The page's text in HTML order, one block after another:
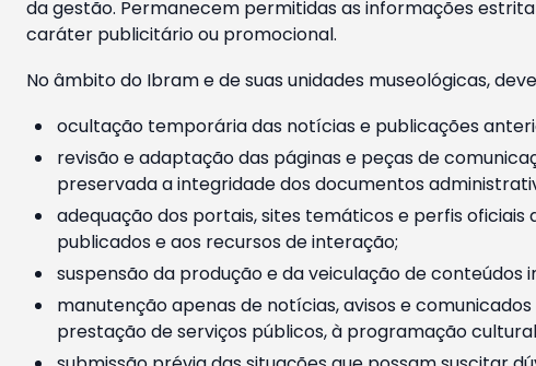
da gestão. Permanecem permitidas as informações
caráter publicitário ou promocional.
No âmbito do Ibram e de suas unidades museológicas,
ocultação temporária das notícias e publicações
revisão e adaptação das páginas e peças de
preservada a integridade dos documentos
adequação dos portais, sites temáticos e perfis oficiais
publicados e aos recursos de interação;
suspensão da produção e da veiculação de
manutenção apenas de notícias, avisos e
prestação de serviços públicos, à programação